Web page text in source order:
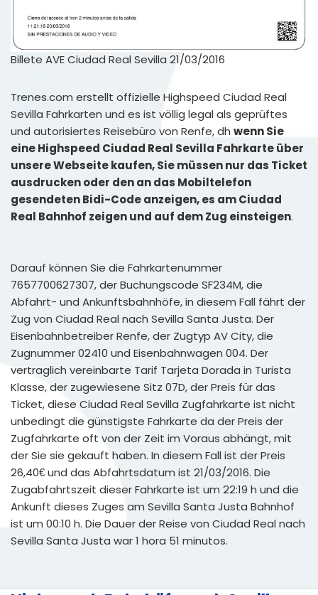
Billete AVE Ciudad Real Sevilla 21/03/2016
Trenes.com erstellt offizielle Highspeed Ciudad Real
Sevilla Fahrkarten und es ist völlig legal als geprüftes
und autorisiertes Reisebüro von Renfe, dh wenn Sie
eine Highspeed Ciudad Real Sevilla Fahrkarte über
unsere Webseite kaufen, Sie müssen nur das Ticket
ausdrucken oder den an das Mobiltelefon
gesendeten Bidi-Code anzeigen, es am Ciudad
Real Bahnhof zeigen und auf dem Zug einsteigen.
Darauf können Sie die Fahrkartenummer
7657700627307, der Buchungscode SF234M, die
Abfahrt- und Ankunftsbahnhöfe, in diesem Fall fährt der
Zug von Ciudad Real nach Sevilla Santa Justa. Der
Eisenbahnbetreiber Renfe, der Zugtyp AV City, die
Zugnummer 02410 und Eisenbahnwagen 004. Der
vertraglich vereinbarte Tarif Tarjeta Dorada in Turista
Klasse, der zugewiesene Sitz 07D, der Preis für das
Ticket, diese Ciudad Real Sevilla Zugfahrkarte ist nicht
unbedingt die günstigste Fahrkarte da der Preis der
Zugfahrkarte oft von der Zeit im Voraus abhängt, mit
der Sie sie gekauft haben. In diesem Fall ist der Preis
26,40€ und das Abfahrtsdatum ist 21/03/2016. Die
Zugabfahrtszeit dieser Fahrkarte ist um 22:19 h und die
Ankunft dieses Zuges am Sevilla Santa Justa Bahnhof
ist um 00:10 h. Die Dauer der Reise von Ciudad Real nach
Sevilla Santa Justa war 1 hora 51 minutos.